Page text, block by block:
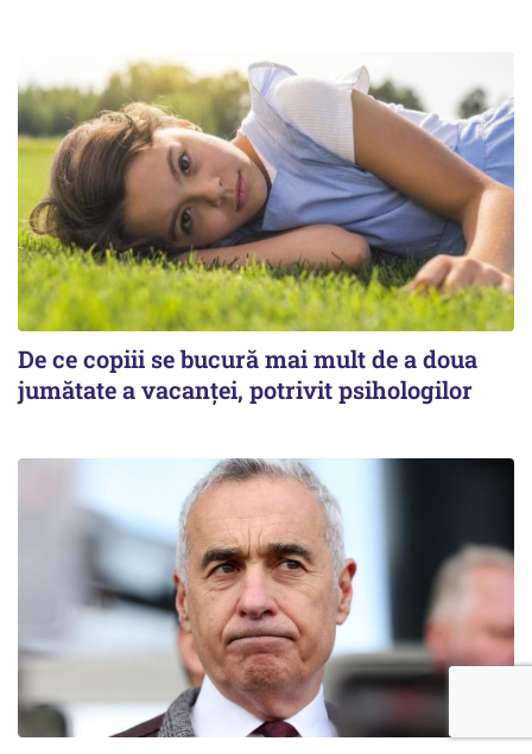
De ce copiii se bucură mai mult de a doua
jumătate a vacanței, potrivit psihologilor